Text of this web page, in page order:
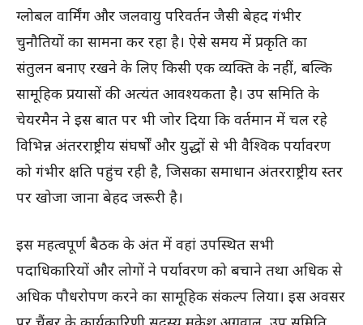
ग्लोबल वार्मिंग और जलवायु परिवर्तन जैसी बेहद गंभीर
चुनौतियों का सामना कर रहा है। ऐसे समय में प्रकृति का
संतुलन बनाए रखने के लिए किसी एक व्यक्ति के नहीं, बल्कि
सामूहिक प्रयासों की अत्यंत आवश्यकता है। उप समिति के
चेयरमैन ने इस बात पर भी जोर दिया कि वर्तमान में चल रहे
विभिन्न अंतरराष्ट्रीय संघर्षों और युद्धों से भी वैश्विक पर्यावरण
को गंभीर क्षति पहुंच रही है, जिसका समाधान अंतरराष्ट्रीय स्तर
पर खोजा जाना बेहद जरूरी है।
इस महत्वपूर्ण बैठक के अंत में वहां उपस्थित सभी
पदाधिकारियों और लोगों ने पर्यावरण को बचाने तथा अधिक से
अधिक पौधरोपण करने का सामूहिक संकल्प लिया। इस अवसर